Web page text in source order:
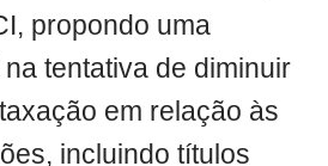
propondo uma
tentativa de diminuir
em relação às
incluindo títulos